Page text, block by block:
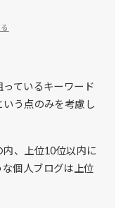
っているキーワード
う点のみを考慮し
内、上位10位以内に
個人ブログは上位